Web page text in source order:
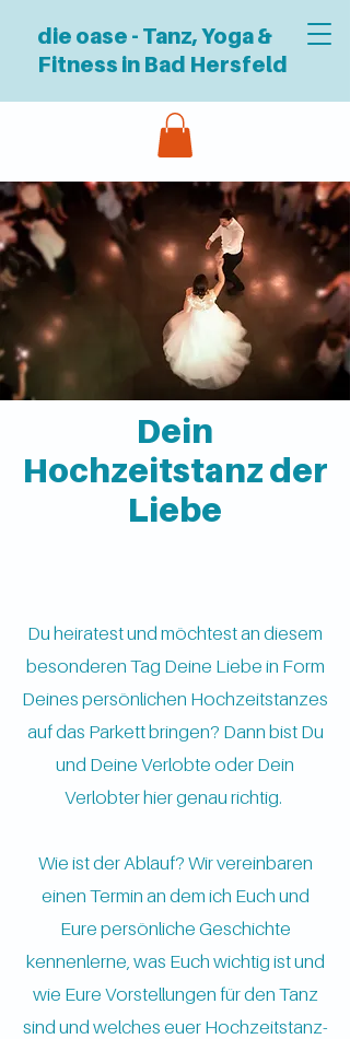
die oase - Tanz, Yoga &
Fitness in Bad Hersfeld
Dein
Hochzeitstanz der
Liebe
Du heiratest und möchtest an diesem
besonderen Tag Deine Liebe in Form
Deines persönlichen Hochzeitstanzes
auf das Parkett bringen? Dann bist Du
und Deine Verlobte oder Dein
Verlobter hier genau richtig.
Wie ist der Ablauf? Wir vereinbaren
einen Termin an dem ich Euch und
Eure persönliche Geschichte
kennenlerne, was Euch wichtig ist und
wie Eure Vorstellungen für den Tanz
sind und welches euer Hochzeitstanz-